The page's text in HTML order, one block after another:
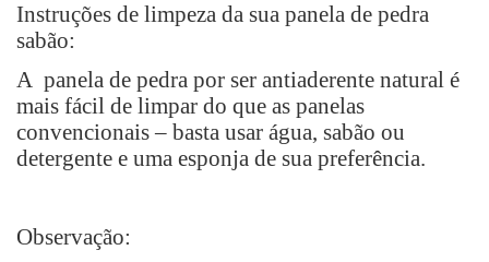
Instruções de limpeza da sua panela de pedra
sabão:
A panela de pedra por ser antiaderente natural é
mais fácil de limpar do que as panelas
convencionais – basta usar água, sabão ou
detergente e uma esponja de sua preferência.
Observação: